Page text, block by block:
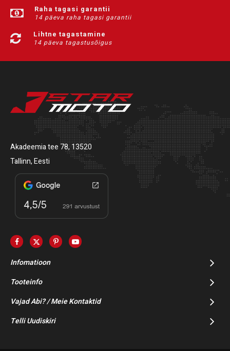
Raha tagasi garantii
14 päeva raha tagasi garantii
Lihtne tagastamine
14 päeva tagastusõigus
Akadeemia tee 78, 13520
Tallinn, Eesti
Infomatioon
Tooteinfo
Vajad Abi? / Meie Kontaktid
Telli Uudiskiri